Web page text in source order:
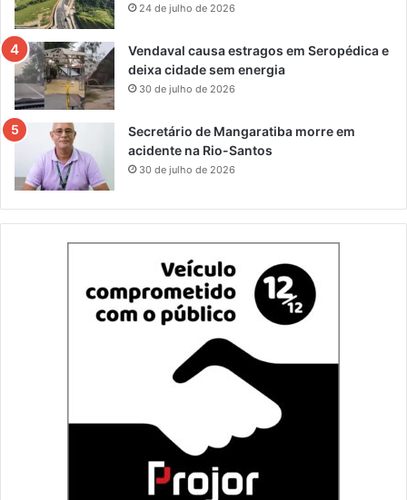
24 de julho de 2026
Vendaval causa estragos em Seropédica e
deixa cidade sem energia
30 de julho de 2026
Secretário de Mangaratiba morre em
acidente na Rio-Santos
30 de julho de 2026